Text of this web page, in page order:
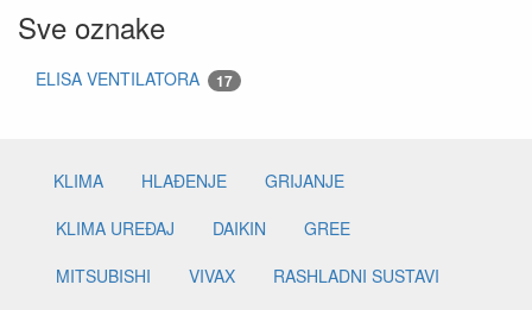
Sve oznake
ELISA VENTILATORA 17
KLIMA HLAĐENJE
GRIJANJE
KLIMA UREĐAJ
DAIKIN
GREE
MITSUBISHI
VIVAX
RASHLADNI SUSTAVI